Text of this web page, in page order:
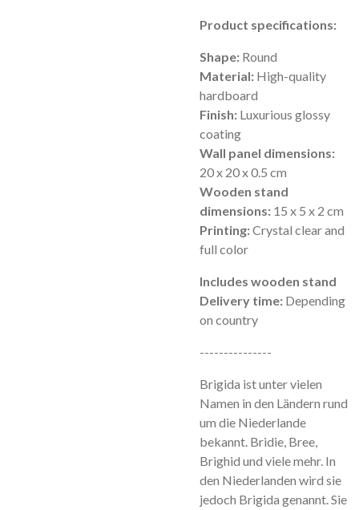
Product specifications:
Shape: Round
Material: High-quality
hardboard
Finish: Luxurious glossy
coating
Wall panel dimensions:
20 x 20 x 0.5 cm
Wooden stand
dimensions: 15 x 5 x 2 cm
Printing:Crystal clear and
full color
Includes wooden stand
Delivery time: Depending
on country
---------------
Brigida ist unter vielen
Namen in den Ländern rund
um die Niederlande
bekannt. Bridie, Bree,
Brighid und viele mehr. In
den Niederlanden wird sie
jedoch Brigida genannt. Sie